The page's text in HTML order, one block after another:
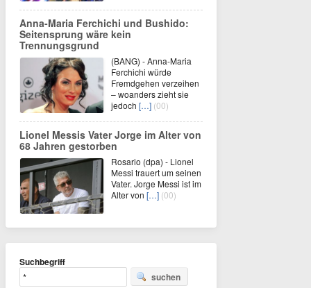
Anna-Maria Ferchichi und Bushido:
Seitensprung wäre kein
Trennungsgrund
(BANG) - Anna-Maria
Ferchichi würde
Fremdgehen verzeihen
– woanders zieht sie
jedoch […] (00)
Lionel Messis Vater Jorge im Alter von
68 Jahren gestorben
Rosario (dpa) - Lionel
Messi trauert um seinen
Vater. Jorge Messi ist im
Alter von […] (00)
Suchbegriff
suchen